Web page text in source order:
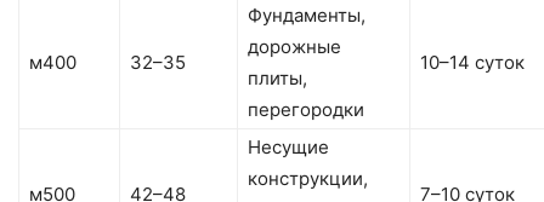
м400 32–35
Фундаменты,
дорожные
плиты,
перегородки
10–14 суток
м500 42–48
Несущие
конструкции,
7–10 суток